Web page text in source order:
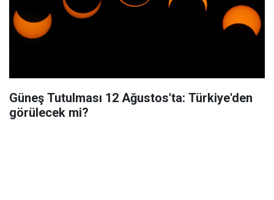
Güneş Tutulması 12 Ağustos'ta: Türkiye'den
görülecek mi?